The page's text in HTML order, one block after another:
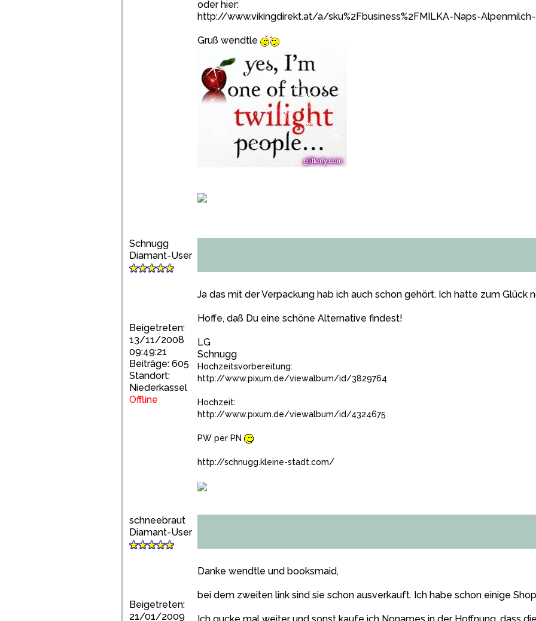
oder hier:
http://www.vikingdirekt.at/a/sku%2Fbusiness%2FMILKA-Naps-
Gruß wendtle
Schnugg
Diamant-User
Beigetreten:
13/11/2008
09:49:21
Beiträge: 605
Standort:
Niederkassel
Offline
Ja das mit der Verpackung hab ich auch schon gehört. Ich hatte zum Glück
Hoffe, daß Du eine schöne Alternative findest!
LG
Schnugg
Hochzeitsvorbereitung:
http://www.pixum.de/viewalbum/id/3829764
Hochzeit:
http://www.pixum.de/viewalbum/id/4324675
PW per PN
http://schnugg.kleine-stadt.com/
schneebraut
Diamant-User
Beigetreten:
21/01/2009
Danke wendtle und booksmaid,
bei dem zweiten link sind sie schon ausverkauft. Ich habe schon einige